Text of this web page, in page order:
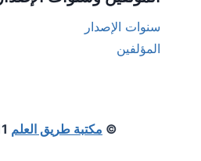
سنوات الإصدار
المؤلفين
© مكتبة طريق العلم